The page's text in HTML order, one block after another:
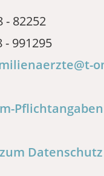
- 82252
- 991295
Pflichtangaben
Datenschutz